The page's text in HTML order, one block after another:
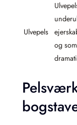
Ulvepels
og